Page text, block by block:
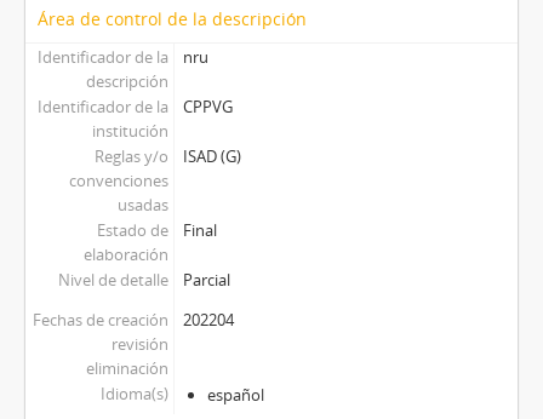
Área de control de la descripción
Identificador de la
descripción
nru
Identificador de la
institución
CPPVG
Reglas y/o
convenciones
usadas
ISAD (G)
Estado de
elaboración
Final
Nivel de detalle
Parcial
Fechas de creación
revisión
eliminación
202204
Idioma(s) español